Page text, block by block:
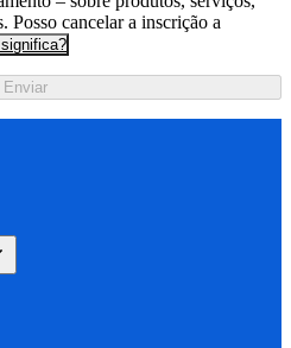
Posso cancelar a inscrição a
Enviar